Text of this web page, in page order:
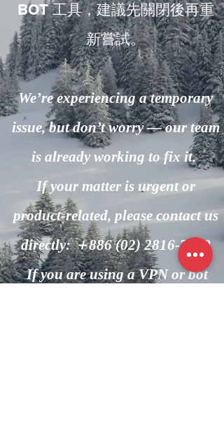
BOT 工具，建議先關閉後再重
新嘗試。
We’re experiencing a temporary
issue, but don’t worry — our team
is already working to fix it.
If your matter is urgent or
product-related, please contact us
directly: ＋886(02) 2816-7600
If you are using a VPN or bot